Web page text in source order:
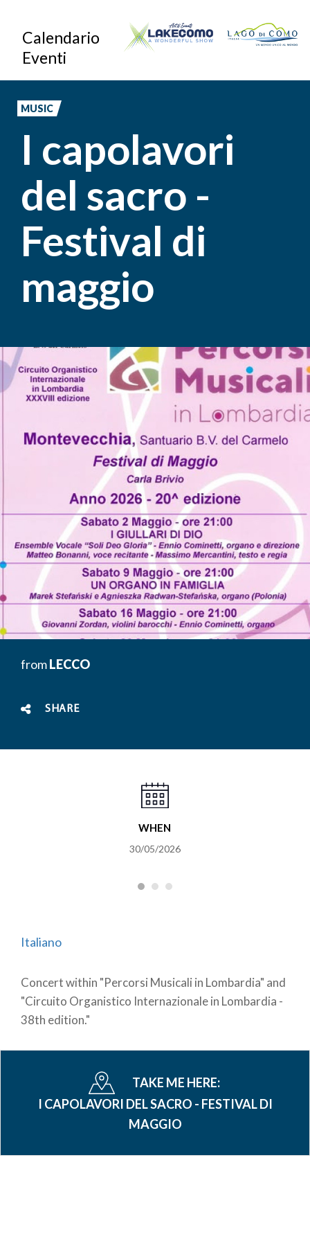
main
content
Calendario
Eventi
MUSIC
I capolavori
del sacro -
Festival di
maggio
fromLECCO
SHARE
WHEN
30/05/2026
Italiano
Concert within "Percorsi Musicali in Lombardia" and
"Circuito Organistico Internazionale in Lombardia -
38th edition."
TAKE ME HERE:
I CAPOLAVORI DEL SACRO - FESTIVAL DI
MAGGIO